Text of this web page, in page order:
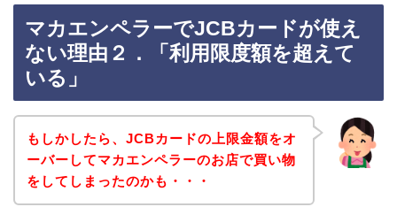
マカエンペラーでJCBカードが使え
ない理由２．「利用限度額を超えて
いる」
もしかしたら、JCBカードの上限金額をオ
ーバーしてマカエンペラーのお店で買い物
をしてしまったのかも・・・